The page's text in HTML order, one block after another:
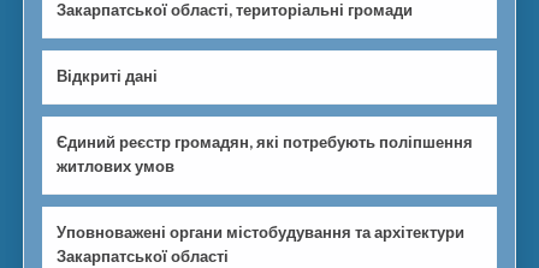
Закарпатської області, територіальні громади
Відкриті дані
Єдиний реєстр громадян, які потребують поліпшення
житлових умов
Уповноважені органи містобудування та архітектури
Закарпатської області